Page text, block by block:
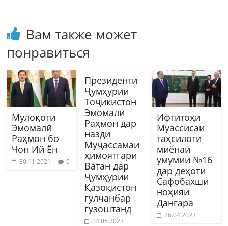
Вам также может
понравиться
Мулоқоти
Эмомалӣ
Раҳмон бо
Чон Ий Ён
30.11.2021 0
Президенти
Ҷумҳурии
Тоҷикистон
Эмомалӣ
Раҳмон дар
назди
Муҷассамаи
ҳимоятгари
Ватан дар
Ҷумҳурии
Қазоқистон
гулчанбар
гузоштанд
04.05.2023
Ифтитоҳи
Муассисаи
таҳсилоти
миёнаи
умумии №16
дар деҳоти
Сафобахши
ноҳияи
Данғара
26.04.2023